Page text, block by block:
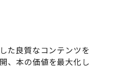
た良質なコンテンツを
、本の価値を最大化し